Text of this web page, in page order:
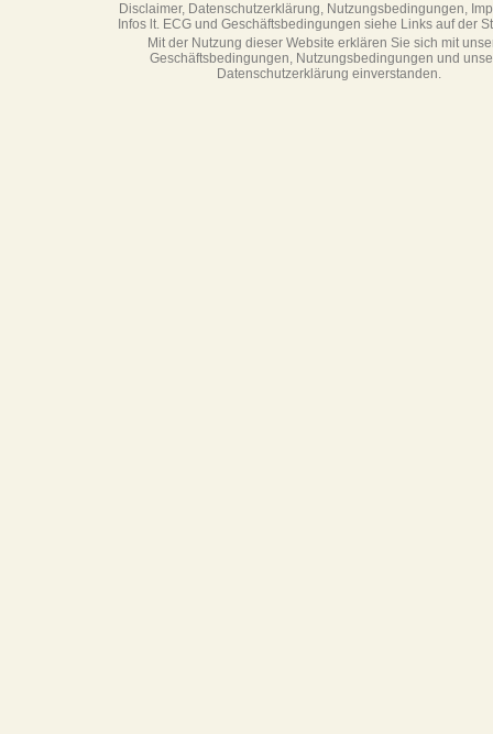
Disclaimer, Datenschutzerklärung, Nutzungsbedingungen,
Infos lt. ECG und Geschäftsbedingungen siehe Links auf der
Mit der Nutzung dieser Website erklären Sie sich mit
Geschäftsbedin­gungen, Nutzungsbedingungen und
Datenschutzerklärung einverstanden.